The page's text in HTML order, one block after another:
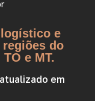
e
do
e MT.
em